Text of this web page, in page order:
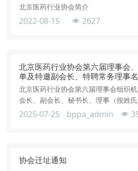
北京医药行业协会简介
2022-08-15 2627
北京医药行业协会第六届理事会
单及特邀副会长、特聘常务理事
北京医药行业协会第六届理事会组织
会长、副会长、秘书长、理事（按姓氏
中国北京同仁堂（集团）有限责任公司
兼秘书长 付立家 北京亚东生物制药有
公司总裁于 锐 北京科园信海医药经营
松 北京首儿药厂
2025-07-25 bppa_admin
协会迁址通知